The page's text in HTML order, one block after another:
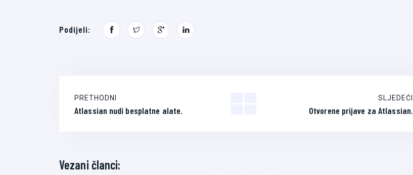
Podijeli:
PRETHODNI
Atlassian nudi besplatne alate.
SLJEDEĆI
Otvorene prijave za Atlassian.
Vezani članci: